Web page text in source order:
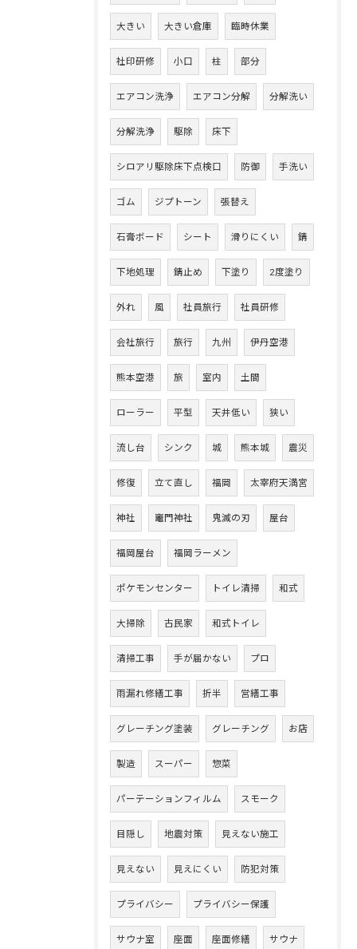
大きい 大きい倉庫 臨時休業
社印研修 小口 柱 部分
エアコン洗浄 エアコン分解 分解洗い
分解洗浄 駆除 床下
シロアリ駆除床下点検口 防御 手洗い
ゴム ジプトーン 張替え
石膏ボード シート 滑りにくい 錆
下地処理 錆止め 下塗り 2度塗り
外れ 風 社員旅行 社員研修
会社旅行 旅行 九州 伊丹空港
熊本空港 旅 室内 土間
ローラー 平型 天井低い 狭い
流し台 シンク 城 熊本城 震災
修復 立て直し 福岡 太宰府天満宮
神社 竈門神社 鬼滅の刃 屋台
福岡屋台 福岡ラーメン
ポケモンセンター トイレ清掃 和式
大掃除 古民家 和式トイレ
清掃工事 手が届かない プロ
雨漏れ修繕工事 折半 営繕工事
グレーチング塗装 グレーチング お店
製造 スーパー 惣菜
パーテーションフィルム スモーク
目隠し 地震対策 見えない施工
見えない 見えにくい 防犯対策
プライバシー プライバシー保護
サウナ室 座面 座面修繕 サウナ